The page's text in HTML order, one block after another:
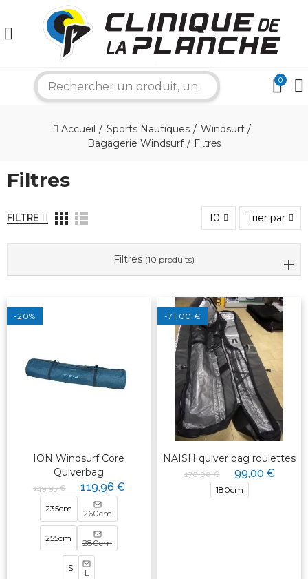
0
Accueil Sports Nautiques
Windsurf
Bagagerie Windsurf
Filtres
Filtres
FILTRE 10 Trier par
Filtres (10 produits)
-20%
ION Windsurf Core
Quiverbag
149,95 € 119,96 €
235cm 260cm
255cm 280cm
S L
-71,00 €
NAISH quiver bag roulettes
170,00 € 99,00 €
180cm
×
Bonjour ! Je suis votre expert nautique.